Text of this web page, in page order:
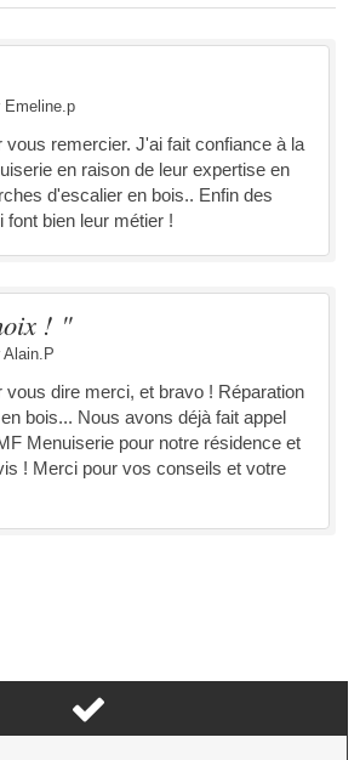
Emeline.p
vous remercier. J'ai fait confiance à la
en raison de leur expertise en
d'escalier en bois.. Enfin des
font bien leur métier !
! "
Alain.P
vous dire merci, et bravo ! Réparation
bois... Nous avons déjà fait appel
Menuiserie pour notre résidence et
! Merci pour vos conseils et votre